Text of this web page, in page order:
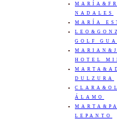
NADALES
MARÍA
GOLF
HOTEL
DULZURA
ÁLAMO
LEPANTO